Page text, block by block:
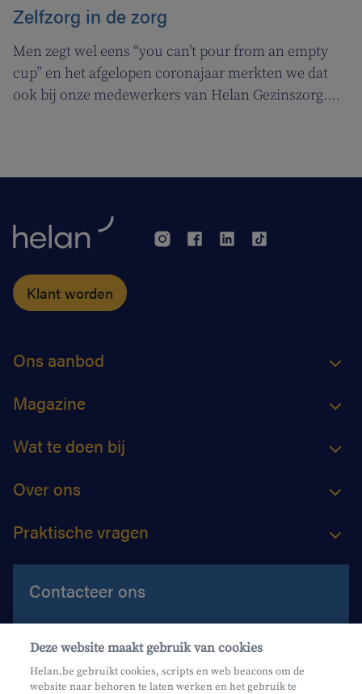
Zelfzorg in de zorg
Men zegt wel eens “you can’t pour from an empty
cup” en het afgelopen coronajaar merkten we dat
ook bij onze medewerkers van Helan Gezinszorg.
hun klanten kunnen zorgen.
Klant worden
Ons aanbod
Magazine
Wat te doen bij
Over ons
Praktische vragen
Contacteer ons
Contacteer ons
Maak een afspraak
Deze website maakt gebruik van cookies
Helan.be gebruikt cookies, scripts en web beacons om de
website naar behoren te laten werken en het gebruik te